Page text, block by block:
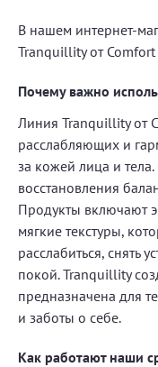
пользуюсь, нет
В нашем интернет-
Tranquillity от Comfort
Почему важно
Линия Tranquillity от
расслабляющих и
за кожей лица и
восстановления
Продукты включают
мягкие текстуры,
расслабиться, снять
покой. Tranquillity
предназначена для
и заботы о себе.
Как работают наши